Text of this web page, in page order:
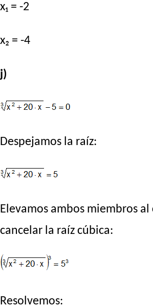
x₁ = -2
x₂ = -4
j)
Despejamos la raíz:
Elevamos ambos miembros al
cancelar la raíz cúbica:
Resolvemos: